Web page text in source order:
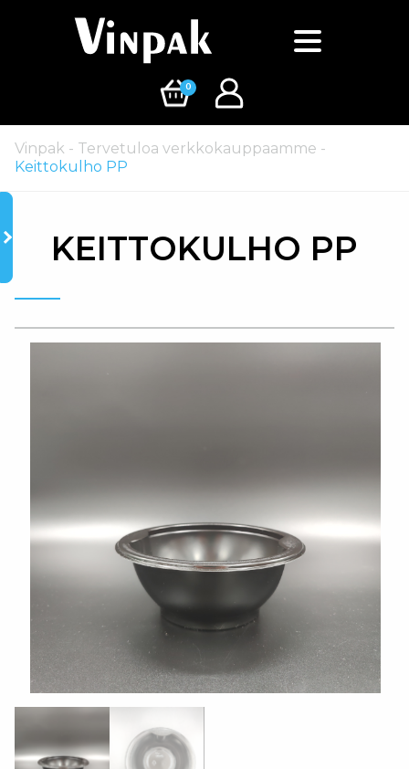
0
Vinpak - Tervetuloa verkkokauppaamme -
Keittokulho PP
KEITTOKULHO PP